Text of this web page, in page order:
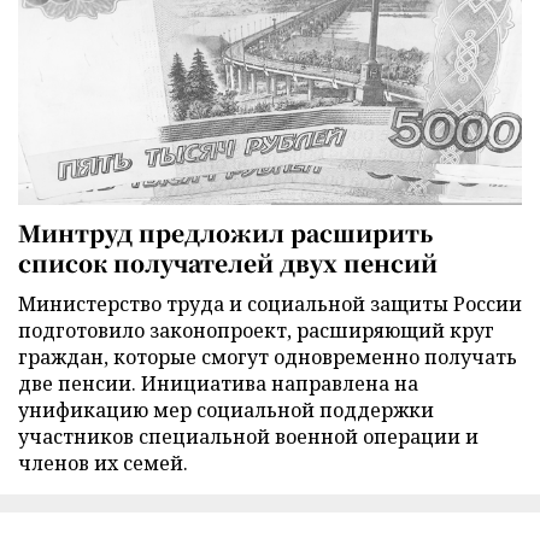
Минтруд предложил расширить
список получателей двух пенсий
Министерство труда и социальной защиты России
подготовило законопроект, расширяющий круг
граждан, которые смогут одновременно получать
две пенсии. Инициатива направлена на
унификацию мер социальной поддержки
участников специальной военной операции и
членов их семей.